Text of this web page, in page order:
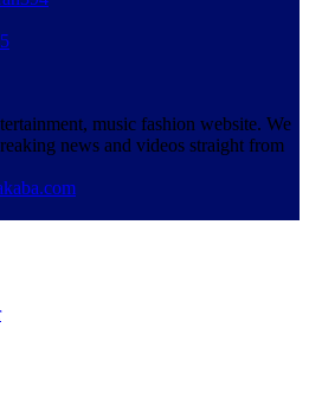
music fashion website. We
news and videos straight from